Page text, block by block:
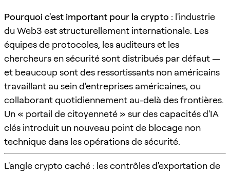
Pourquoi c'est important pour la crypto : l'industrie
du Web3 est structurellement internationale. Les
équipes de protocoles, les auditeurs et les
chercheurs en sécurité sont distribués par défaut —
et beaucoup sont des ressortissants non américains
travaillant au sein d'entreprises américaines, ou
collaborant quotidiennement au-delà des frontières.
Un « portail de citoyenneté » sur des capacités d'IA
clés introduit un nouveau point de blocage non
technique dans les opérations de sécurité.
L'angle crypto caché : les contrôles d'exportation de